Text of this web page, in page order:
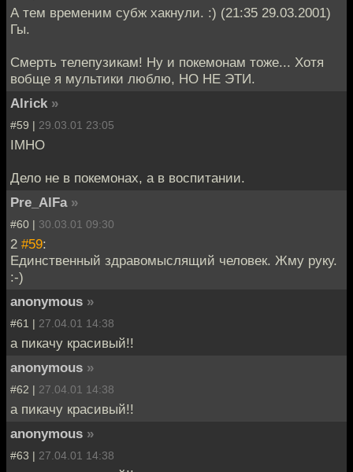
А тем временим субж хакнули. :) (21:35 29.03.2001)
Гы.
Смерть телепузикам! Ну и покемонам тоже... Хотя
вобще я мультики люблю, НО НЕ ЭТИ.
Alrick »
#59 | 29.03.01 23:05
IMHO
Дело не в покемонах, а в воспитании.
Pre_AlFa »
#60 | 30.03.01 09:30
2 #59:
Единственный здравомыслящий человек. Жму руку.
:-)
anonymous »
#61 | 27.04.01 14:38
а пикачу красивый!!
anonymous »
#62 | 27.04.01 14:38
а пикачу красивый!!
anonymous »
#63 | 27.04.01 14:38